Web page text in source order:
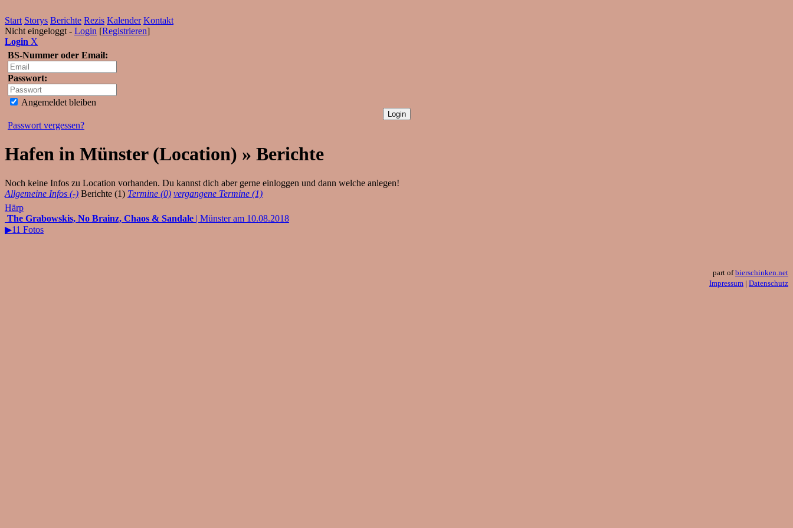
Start Storys Berichte Rezis Kalender Kontakt
Nicht eingeloggt - Login [Registrieren]
Login X
BS-Nummer oder Email:
Passwort:
Angemeldet bleiben
Passwort vergessen?
Hafen in Münster (Location) » Berichte
Noch keine Infos zu Location vorhanden. Du kannst dich aber gerne einloggen und dann welche anlegen!
Allgemeine Infos (-) Berichte (1) Termine (0) vergangene Termine (1)
Härp
The Grabowskis, No Brainz, Chaos & Sandale | Münster am 10.08.2018
▶11 Fotos
part ofbierschinken.net
Impressum | Datenschutz